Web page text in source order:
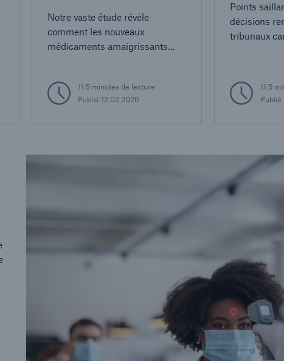
mortalité : enjeux
pour les
d’assurance vie
Notre vaste étude révèle
comment les nouveaux
médicaments amaigrissants
11,5 minutes de lecture
Publié 12.02.2026
Points
décisions
tribunaux
maladies
11,5
Publié